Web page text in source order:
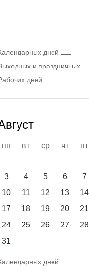
дней
и праздничных
дней
пн вт ср чт пт
3
4 5 6 7
10
11 12 13 14
17
18 19 20 21
24
25 26 27 28
31
дней